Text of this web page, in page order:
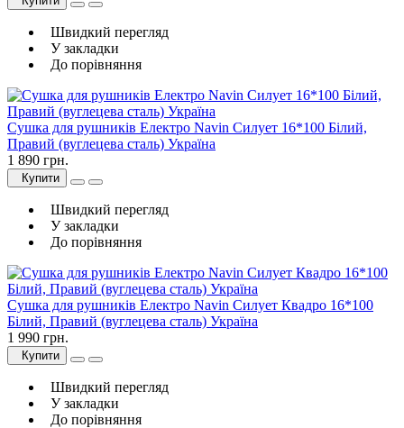
Швидкий перегляд
У закладки
До порівняння
Сушка для рушників Електро Navin Силует 16*100 Білий,
Правий (вуглецева сталь) Україна
1 890 грн.
Купити
Швидкий перегляд
У закладки
До порівняння
Сушка для рушників Електро Navin Силует Квадро 16*100
Білий, Правий (вуглецева сталь) Україна
1 990 грн.
Купити
Швидкий перегляд
У закладки
До порівняння